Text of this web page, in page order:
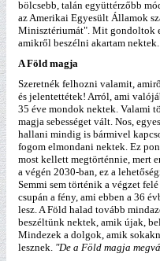
bölcsebb, talán együttérzőbb
az Amerikai Egyesült Államok
Minisztériumát". Mit gondoltok
amikről beszélni akartam
A Föld magja
Szeretnék felhozni valamit,
és jelentettétek! Arról, ami
35 éve mondok nektek. Valami
magja sebességet vált. Nos,
hallani mindig is bármivel
fogom elmondani nektek. Ez
most kellett megtörténnie, mert
a végén 2030-ban, ez a
Semmi sem történik a végzet
csupán a fény, ami ebben a 36
lesz. A Föld halad tovább
beszéltünk nektek, amik újak,
Mindezek a dolgok, amik
lesznek. "De a Föld magja